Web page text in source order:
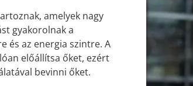
amelyek nagy
gyakorolnak a
és az energia szintre. A
előállítsa őket, ezért
bevinni őket.